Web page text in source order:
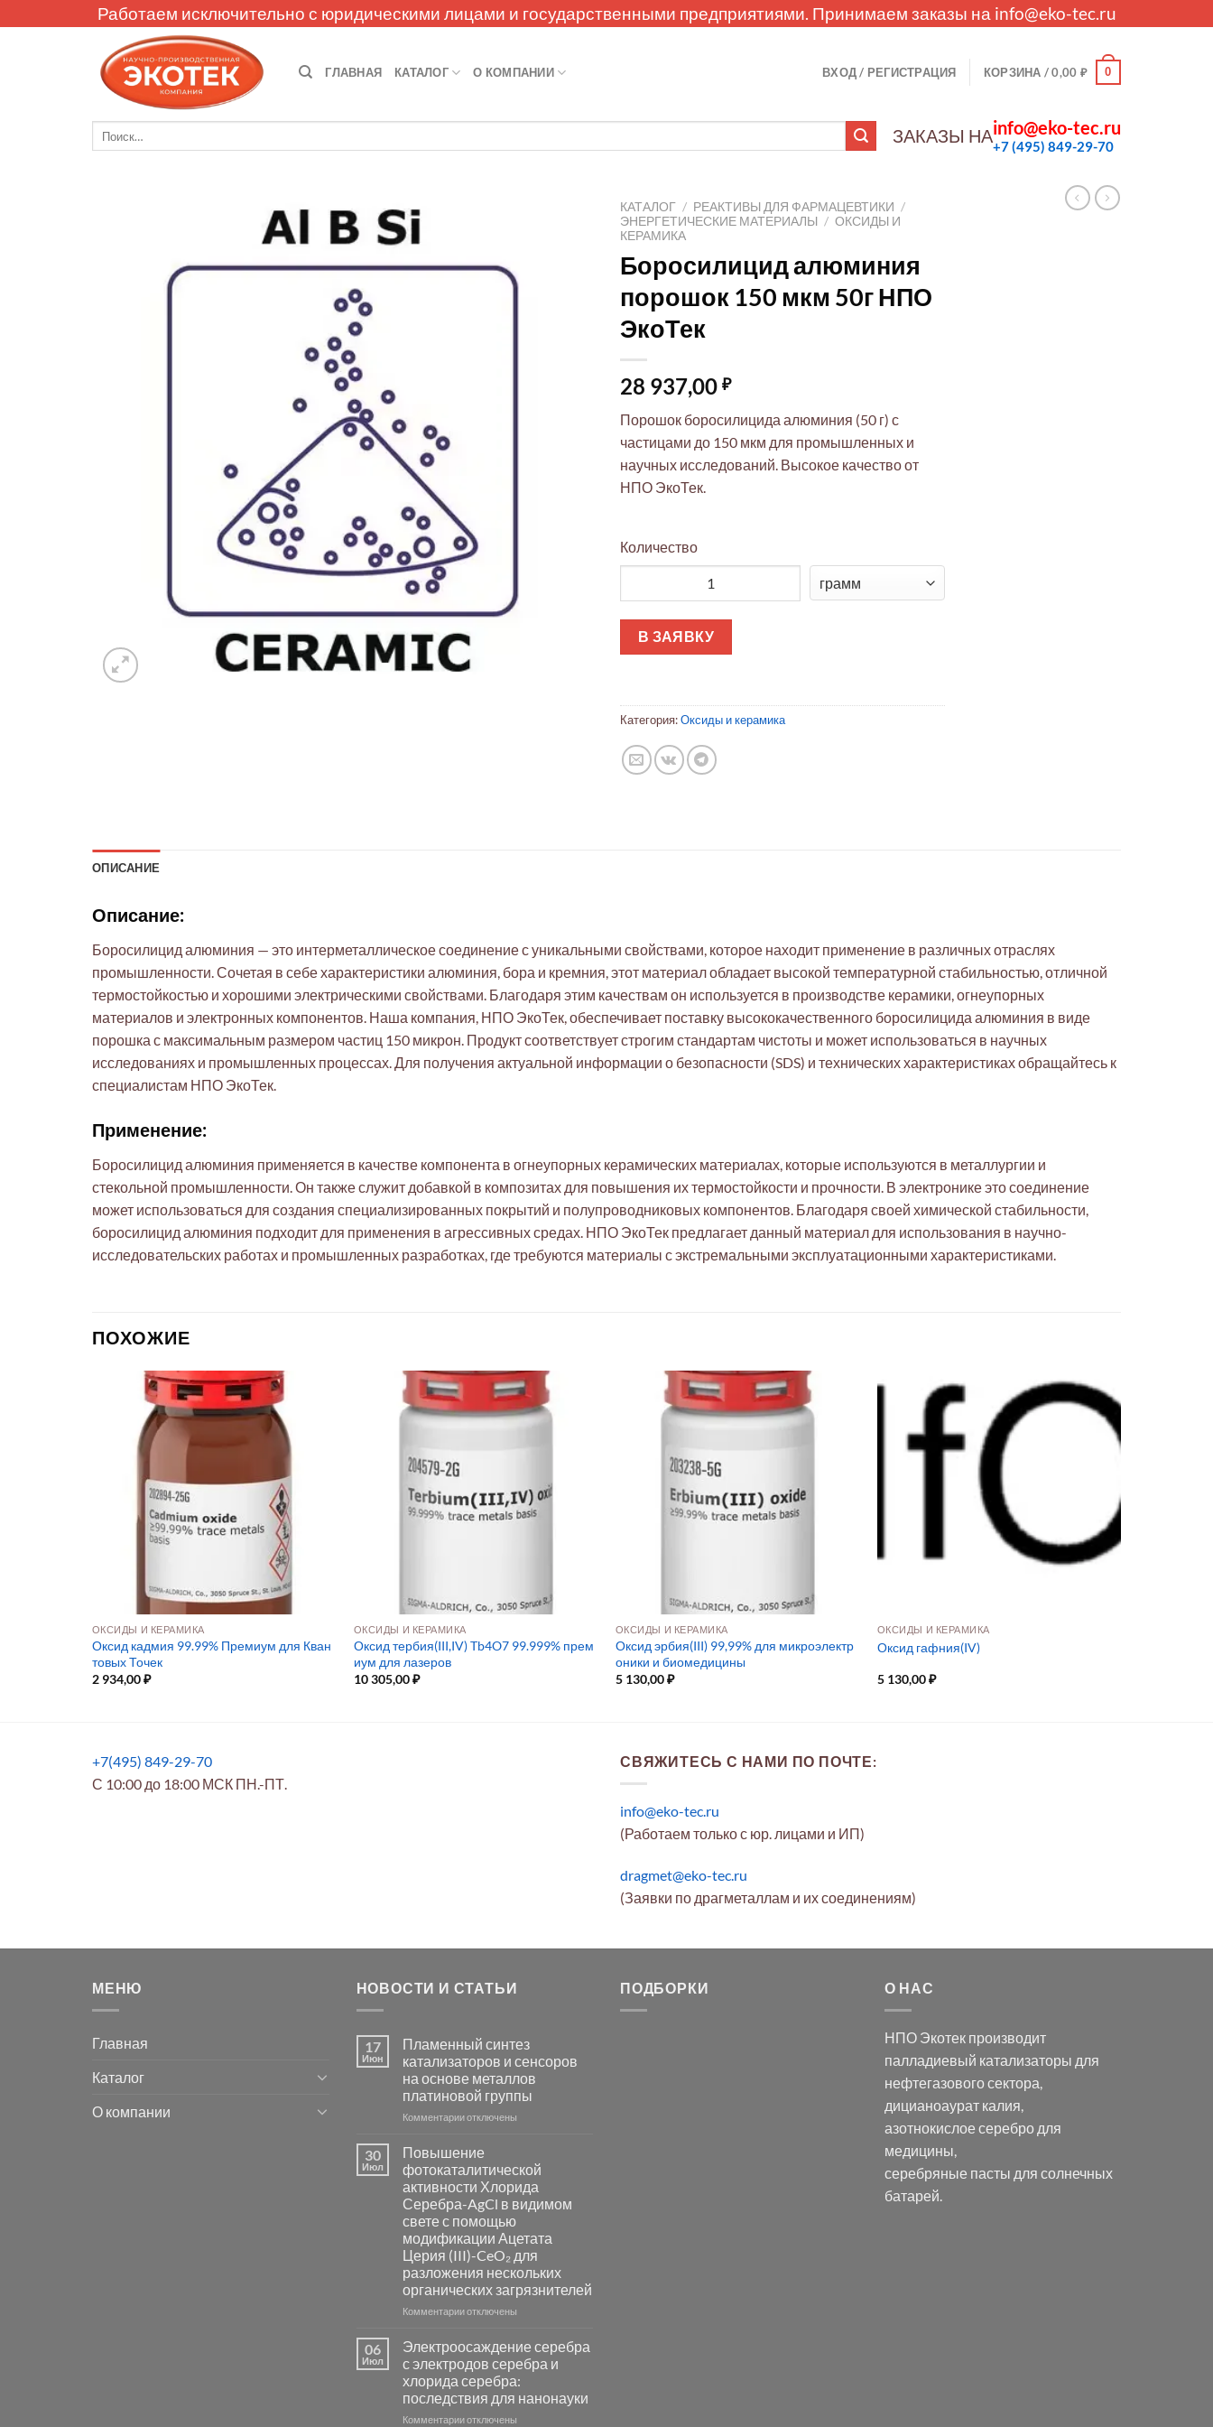
to
Работаем исключительно с юридическими лицами и государственными предприятиями. Принимаем заказы на info@eko-tec.ru
ГЛАВНАЯ КАТАЛОГ О КОМПАНИИ ВХОД / РЕГИСТРАЦИЯ КОРЗИНА /0,00 ₽ 0
ЗАКАЗЫ НАinfo@eko-tec.ru
+7 (495) 849-29-70
КАТАЛОГ / РЕАКТИВЫ ДЛЯ ФАРМАЦЕВТИКИ /
ЭНЕРГЕТИЧЕСКИЕ МАТЕРИАЛЫ / ОКСИДЫ И
КЕРАМИКА
Боросилицид алюминия
порошок 150 мкм 50г НПО
ЭкоТек
28 937,00 ₽
Порошок боросилицида алюминия (50 г) с
частицами до 150 мкм для промышленных и
научных исследований. Высокое качество от
НПО ЭкоТек.
Количество
В ЗАЯВКУ
Категория:Оксиды и керамика
ОПИСАНИЕ
Описание:
Боросилицид алюминия — это интерметаллическое соединение с уникальными свойствами, которое находит применение в различных отраслях
промышленности. Сочетая в себе характеристики алюминия, бора и кремния, этот материал обладает высокой температурной стабильностью, отличной
термостойкостью и хорошими электрическими свойствами. Благодаря этим качествам он используется в производстве керамики, огнеупорных
материалов и электронных компонентов. Наша компания, НПО ЭкоТек, обеспечивает поставку высококачественного боросилицида алюминия в виде
порошка с максимальным размером частиц 150 микрон. Продукт соответствует строгим стандартам чистоты и может использоваться в научных
исследованиях и промышленных процессах. Для получения актуальной информации о безопасности (SDS) и технических характеристиках обращайтесь к
специалистам НПО ЭкоТек.
Применение:
Боросилицид алюминия применяется в качестве компонента в огнеупорных керамических материалах, которые используются в металлургии и
стекольной промышленности. Он также служит добавкой в композитах для повышения их термостойкости и прочности. В электронике это соединение
может использоваться для создания специализированных покрытий и полупроводниковых компонентов. Благодаря своей химической стабильности,
боросилицид алюминия подходит для применения в агрессивных средах. НПО ЭкоТек предлагает данный материал для использования в научно-
исследовательских работах и промышленных разработках, где требуются материалы с экстремальными эксплуатационными характеристиками.
ПОХОЖИЕ
ОКСИДЫ И КЕРАМИКА
Оксид кадмия 99.99% Премиум для Кван
товых Точек
2 934,00₽
ОКСИДЫ И КЕРАМИКА
Оксид тербия(III,IV) Tb4O7 99.999% прем
иум для лазеров
10 305,00₽
ОКСИДЫ И КЕРАМИКА
Оксид эрбия(III) 99,99% для микроэлектр
оники и биомедицины
5 130,00₽
ОКСИДЫ И КЕРАМИКА
Оксид гафния(IV)
5 130,00₽
+7(495) 849-29-70
С 10:00 до 18:00 МСК ПН.-ПТ.
СВЯЖИТЕСЬ С НАМИ ПО ПОЧТЕ:
info@eko-tec.ru
(Работаем только с юр. лицами и ИП)
dragmet@eko-tec.ru
(Заявки по драгметаллам и их соединениям)
МЕНЮ
Главная
Каталог
О компании
НОВОСТИ И СТАТЬИ
17
Июн
Пламенный синтез
катализаторов и сенсоров
на основе металлов
платиновой группы
Комментариик
синтез
катализаторов
и
сенсоров
на
основе
металлов
платиновой
группы
отключены
30
Июл
Повышение
фотокаталитической
активности Хлорида
Серебра-AgCl в видимом
свете с помощью
модификации Ацетата
Церия (III)-CeO₂ для
разложения нескольких
органических загрязнителей
Комментариик
фотокаталитической
активности
Хлорида
Серебра-
AgCl
отключены
06
Июл
Электроосаждение серебра
с электродов серебра и
хлорида серебра:
последствия для нанонауки
Комментариикотключены
ПОДБОРКИ О НАС
НПО Экотек производит
палладиевый катализаторы для
нефтегазового сектора,
дицианоаурат калия,
азотнокислое серебродля
медицины,
серебряные пасты для солнечных
батарей.